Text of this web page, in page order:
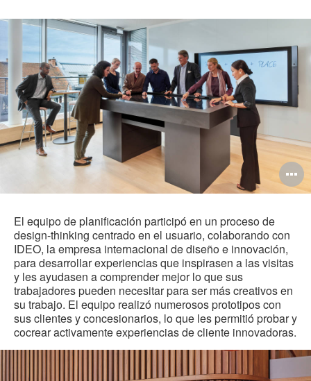
El equipo de planificación participó en un proceso de
design-thinking centrado en el usuario, colaborando con
IDEO, la empresa internacional de diseño e innovación,
para desarrollar experiencias que inspirasen a las visitas
y les ayudasen a comprender mejor lo que sus
trabajadores pueden necesitar para ser más creativos en
su trabajo. El equipo realizó numerosos prototipos con
sus clientes y concesionarios, lo que les permitió probar y
cocrear activamente experiencias de cliente innovadoras.